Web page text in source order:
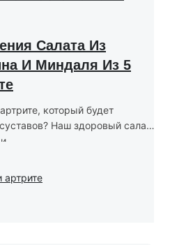
Салата Из
И Миндаля Из 5
который будет
Наш здоровый салат